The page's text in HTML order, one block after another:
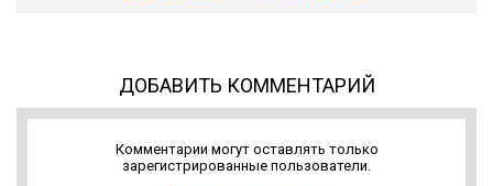
ДОБАВИТЬ КОММЕНТАРИЙ
Комментарии могут оставлять только
зарегистрированные пользователи.